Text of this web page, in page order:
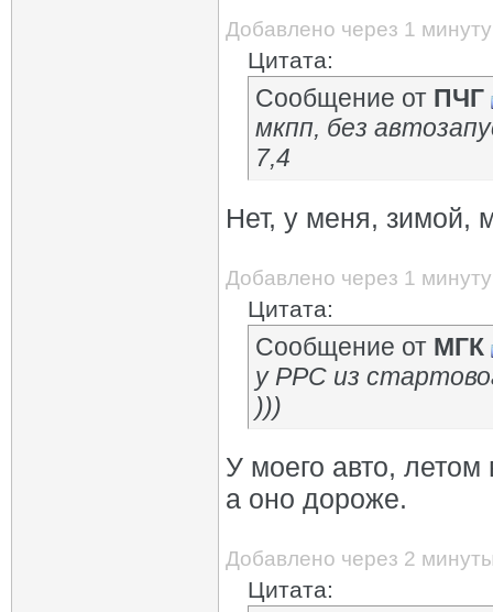
Добавлено через 1 минуту
Цитата:
Сообщение от ПЧГ
мкпп, без
7,4
Нет, у меня, зимой,
Добавлено через 1 минуту
Цитата:
Сообщение от МГК
у РРС из
)))
У моего авто,
а оно дороже.
Добавлено через 2
Цитата: